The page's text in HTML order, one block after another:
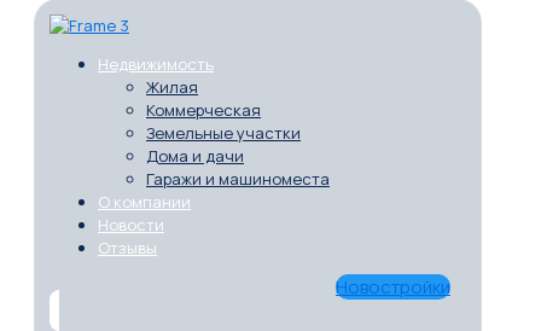
Недвижимость
Жилая
Коммерческая
Земельные участки
Дома и дачи
Гаражи и машиноместа
О компании
Новости
Отзывы
Новостройки